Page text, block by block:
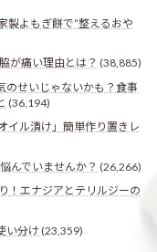
製よもぎ餅で“整えるおや
が痛い理由とは？ (38,885)
のせいじゃないかも？食事
(36,194)
イル漬け」簡単作り置きレ
んでいませんか？ (26,266)
！エナジアとテリルジーの
い分け (23,359)